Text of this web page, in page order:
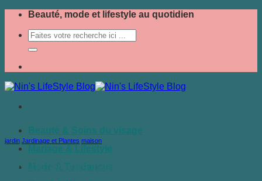
Passer
contenu
Beauté, mode et lifestyle au quotidien
Beauté & Soins du visage
Mariage & Lifestyle
Mode & Tendances
jardin Jardinage et Plantes maison
Les différents types de parasols: portatif,